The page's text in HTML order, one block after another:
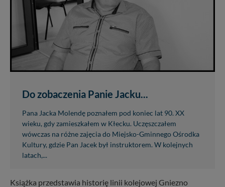
Do zobaczenia Panie Jacku...
Pana Jacka Molendę poznałem pod koniec lat 90. XX
wieku, gdy zamieszkałem w Kłecku. Uczęszczałem
wówczas na różne zajęcia do Miejsko-Gminnego Ośrodka
Kultury, gdzie Pan Jacek był instruktorem. W kolejnych
latach,...
Książka przedstawia historię linii kolejowej Gniezno